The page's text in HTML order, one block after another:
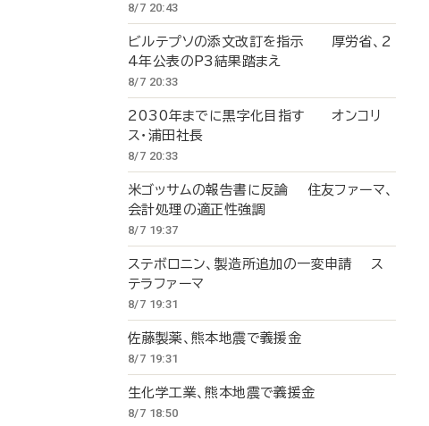
8/7 20:43
ビルテプソの添文改訂を指示 厚労省、2
4年公表のP3結果踏まえ
8/7 20:33
2030年までに黒字化目指す オンコリ
ス・浦田社長
8/7 20:33
米ゴッサムの報告書に反論 住友ファーマ、
会計処理の適正性強調
8/7 19:37
ステボロニン、製造所追加の一変申請 ス
テラファーマ
8/7 19:31
佐藤製薬、熊本地震で義援金
8/7 19:31
生化学工業、熊本地震で義援金
8/7 18:50